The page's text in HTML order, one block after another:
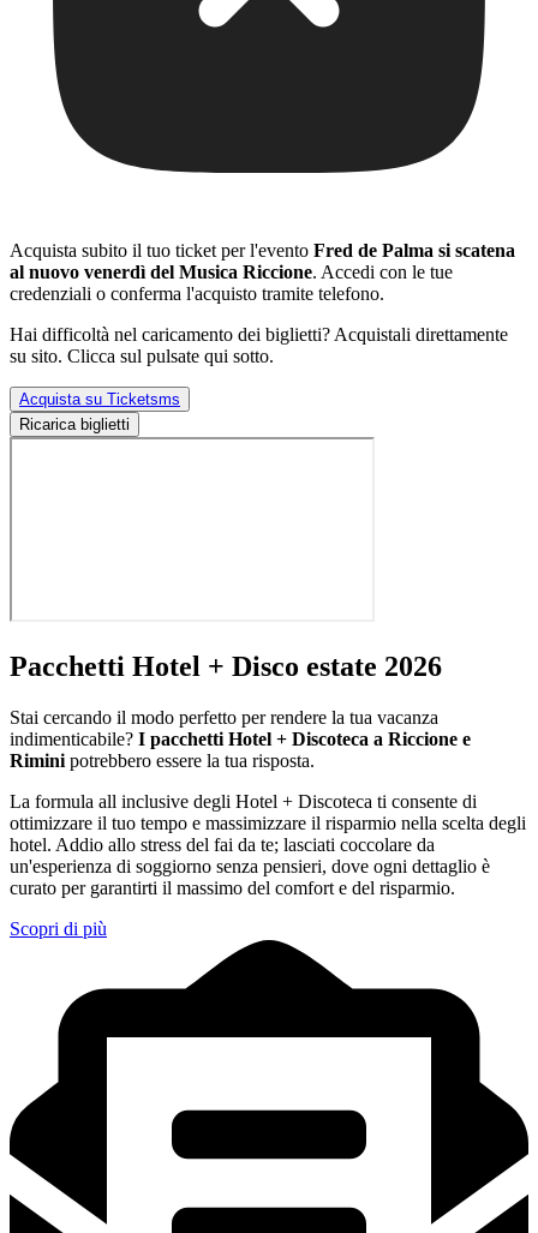
Acquista subito il tuo ticket per l'evento Fred de Palma si scatena
al nuovo venerdì del Musica Riccione. Accedi con le tue
credenziali o conferma l'acquisto tramite telefono.
Hai difficoltà nel caricamento dei biglietti? Acquistali direttamente
su sito. Clicca sul pulsate qui sotto.
Acquista su Ticketsms
Ricarica biglietti
Pacchetti Hotel + Disco estate 2026
Stai cercando il modo perfetto per rendere la tua vacanza
indimenticabile? I pacchetti Hotel + Discoteca a Riccione e
Rimini potrebbero essere la tua risposta.
La formula all inclusive degli Hotel + Discoteca ti consente di
ottimizzare il tuo tempo e massimizzare il risparmio nella scelta degli
hotel. Addio allo stress del fai da te; lasciati coccolare da
un'esperienza di soggiorno senza pensieri, dove ogni dettaglio è
curato per garantirti il massimo del comfort e del risparmio.
Scopri di più